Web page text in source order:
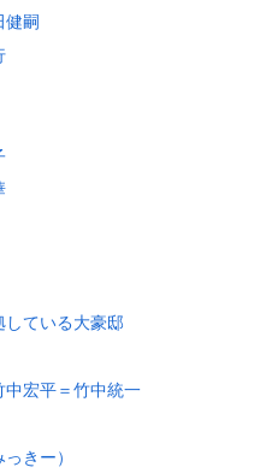
健嗣
ている大豪邸
中宏平＝竹中統一
きー）